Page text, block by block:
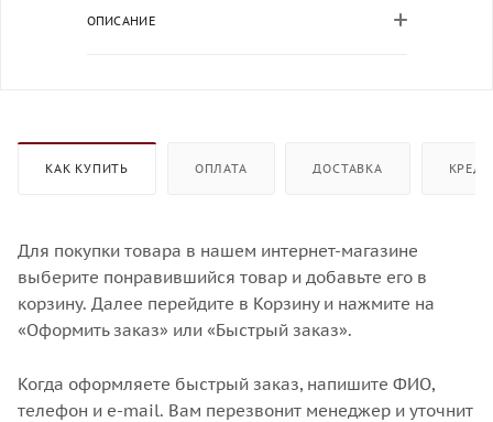
ОПИСАНИЕ
КАК КУПИТЬ ОПЛАТА ДОСТАВКА
Для покупки товара в нашем интернет-магазине
выберите понравившийся товар и добавьте его в
корзину. Далее перейдите в Корзину и нажмите на
«Оформить заказ» или «Быстрый заказ».
Когда оформляете быстрый заказ, напишите ФИО,
телефон и e-mail. Вам перезвонит менеджер и уточнит